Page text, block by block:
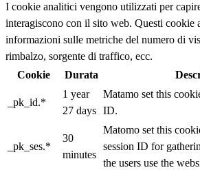
I cookie analitici vengono utilizzati per
interagiscono con il sito web. Questi cookie
informazioni sulle metriche del numero di
rimbalzo, sorgente di traffico, ecc.
Cookie
Durata
_pk_id.*
1 year
27 days
Matamo set this
ID.
_pk_ses.*
30
minutes
Matomo set this
session ID for
the users use the